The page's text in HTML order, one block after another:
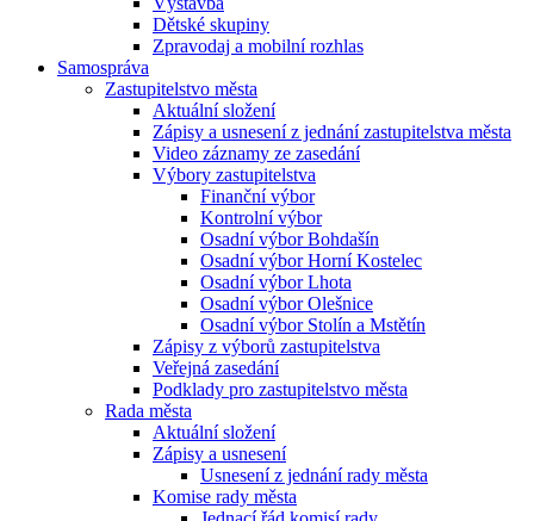
Dětské skupiny
Zpravodaj a mobilní rozhlas
Samospráva
Zastupitelstvo města
Aktuální složení
Zápisy a usnesení z jednání zastupitelstva města
Video záznamy ze zasedání
Výbory zastupitelstva
Finanční výbor
Kontrolní výbor
Osadní výbor Bohdašín
Osadní výbor Horní Kostelec
Osadní výbor Lhota
Osadní výbor Olešnice
Osadní výbor Stolín a Mstětín
Zápisy z výborů zastupitelstva
Veřejná zasedání
Podklady pro zastupitelstvo města
Rada města
Aktuální složení
Zápisy a usnesení
Usnesení z jednání rady města
Komise rady města